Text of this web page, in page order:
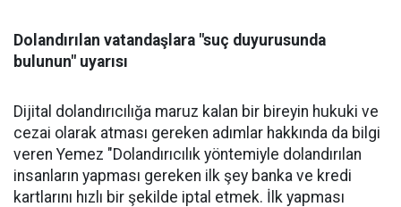
Dolandırılan vatandaşlara "suç duyurusunda
bulunun" uyarısı
Dijital dolandırıcılığa maruz kalan bir bireyin hukuki ve
cezai olarak atması gereken adımlar hakkında da bilgi
veren Yemez "Dolandırıcılık yöntemiyle dolandırılan
insanların yapması gereken ilk şey banka ve kredi
kartlarını hızlı bir şekilde iptal etmek. İlk yapması